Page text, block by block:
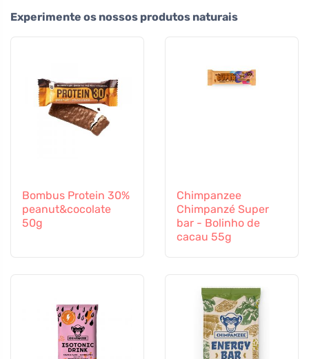
Experimente os nossos produtos naturais
Bombus Protein 30%
peanut&cocolate
50g
Chimpanzee
Chimpanzé Super
bar - Bolinho de
cacau 55g